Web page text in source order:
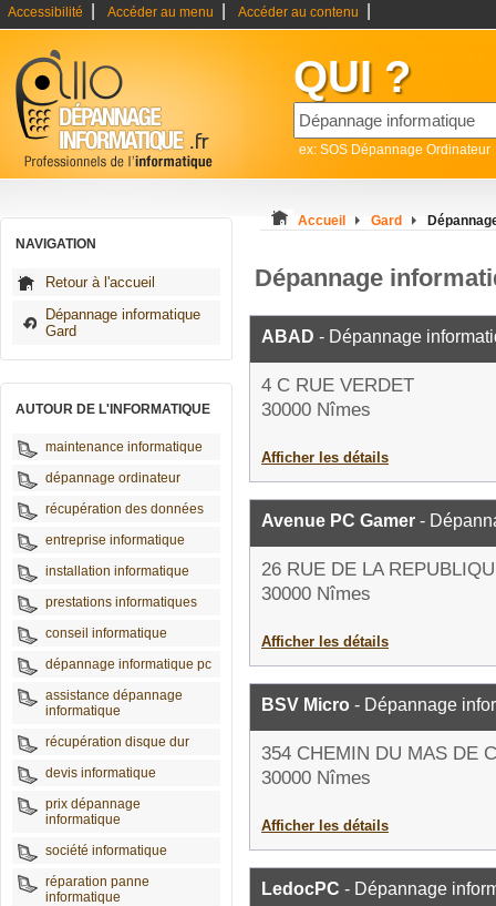
Accessibilité Accéder au menu Accéder au contenu
QUI ?
ex: SOS Dépannage Ordinateur
NAVIGATION
Retour à l'accueil
Dépannage informatique
Gard
AUTOUR DE L'INFORMATIQUE
maintenance informatique
dépannage ordinateur
récupération des données
entreprise informatique
installation informatique
prestations informatiques
conseil informatique
dépannage informatique pc
assistance dépannage
informatique
récupération disque dur
devis informatique
prix dépannage
informatique
société informatique
réparation panne
informatique
Accueil Gard
Dépannage
ABAD - Dépannage
4 C RUE VERDET
30000 Nîmes
Afficher les détails
Avenue PC Gamer -
26 RUE DE LA
30000 Nîmes
Afficher les détails
BSV Micro - Dépannage
354 CHEMIN DU MAS DE
30000 Nîmes
Afficher les détails
LedocPC - Dépannage